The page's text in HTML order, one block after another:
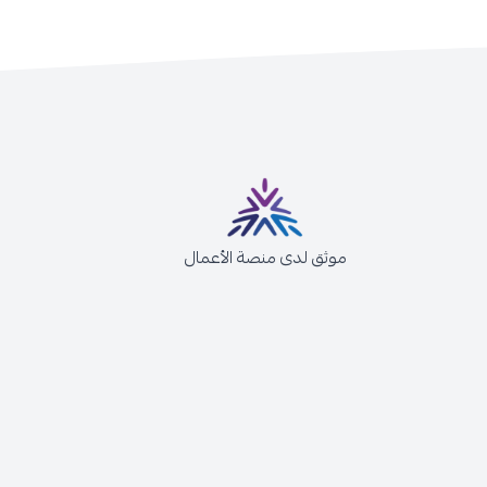
موثق لدى منصة الأعمال